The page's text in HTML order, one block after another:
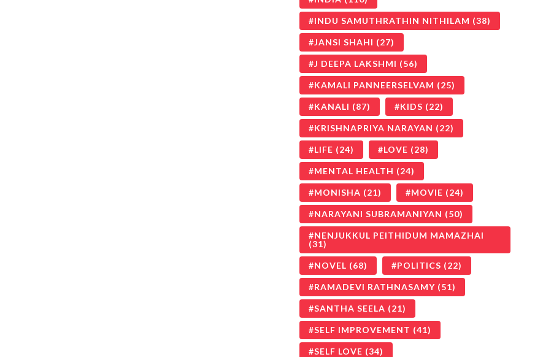
INDU SAMUTHRATHIN NITHILAM (38)
JANSI SHAHI (27)
J DEEPA LAKSHMI (56)
KAMALI PANNEERSELVAM (25)
KANALI (87) KIDS (22)
KRISHNAPRIYA NARAYAN (22)
LIFE (24) LOVE (28)
MENTAL HEALTH (24)
MONISHA (21) MOVIE (24)
NARAYANI SUBRAMANIYAN (50)
NENJUKKUL PEITHIDUM MAMAZHAI
(31)
NOVEL (68) POLITICS (22)
RAMADEVI RATHNASAMY (51)
SANTHA SEELA (21)
SELF IMPROVEMENT (41)
SELF LOVE (34)